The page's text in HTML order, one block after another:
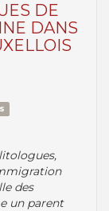
DE
DANS
des
un parent